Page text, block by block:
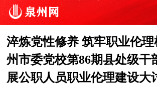
淬炼党性修养 筑牢职业伦
州市委党校第86期县处级干
展公职人员职业伦理建设大